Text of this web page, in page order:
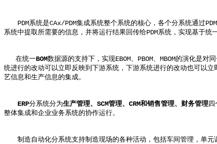
PDM系统是CAx/PDM集成系统整个系统的核心，各个分系统通过
系统中提取所需要的信息，并将运行结果回传给PDM系统，实现基于统
在统一BOM数据源的支持下，实现EBOM、PBOM、MBOM的演化是
统进行的改动可以立即反映到下游系统，下游系统进行的改动也可以
艺信息和生产信息的集成。
ERP分系统分为生产管理、SCM管理、CRM和销售管理、财务管理
整体集成和企业业务系统的协作运行。
制造自动化分系统支持制造现场的各种活动，包括车间管理，单元